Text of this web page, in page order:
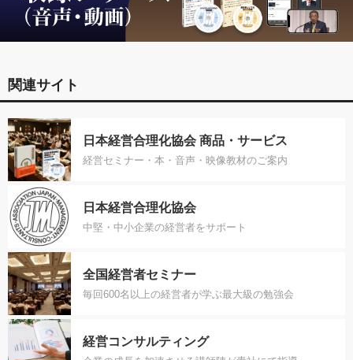
関連サイト
日本経営合理化協会 商品・サービス
経営セミナー・本・音声・映像教材のご案内
日本経営合理化協会
中堅・中小企業の経営者をサポート
全国経営者セミナー
毎回600名以上の経営者が学ぶ最大級の勉強会
経営コンサルティング